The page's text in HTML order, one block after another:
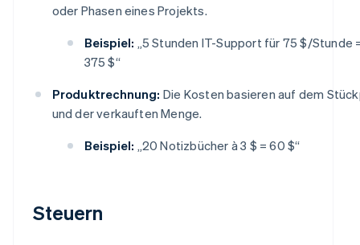
oder Phasen eines Projekts.
Beispiel: „5 Stunden IT-Support für 75 $/Stunde
375 $“
Produktrechnung: Die Kosten basieren auf dem
und der verkauften Menge.
Beispiel: „20 Notizbücher à 3 $ = 60 $“
Steuern